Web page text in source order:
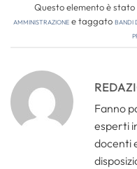
Questo elemento è stato
amministrazionee taggatobandi
Fanno
esperti
docenti